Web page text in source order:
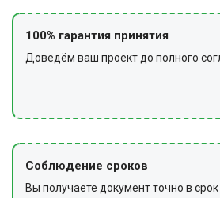
100% гарантия принятия
Доведём ваш проект до полного
Соблюдение сроков
Вы получаете документ точно в